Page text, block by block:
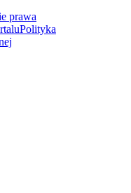
prawa
Polityka